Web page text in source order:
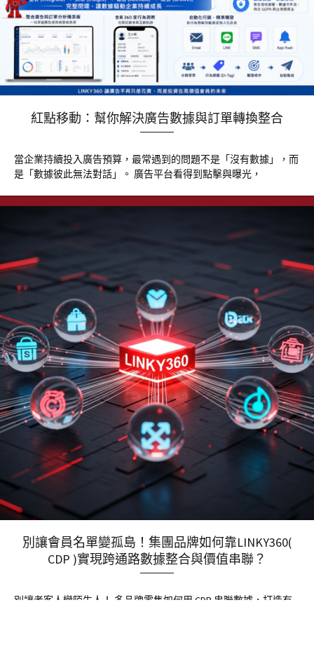
紅點移動：幫你解決廣告數據與訂單轉換整合
當企業持續投入廣告預算，最常遇到的問題不是「沒有數據」，而
是「數據彼此無法對話」。 廣告平台看得到點擊與曝光，
別讓會員名單變孤島！集團品牌如何靠LINKY360(
CDP )實現跨通路數據整合與價值串聯？
別讓老客人變陌生人！ 多品牌零售如何用 CDP 串聯數據，打造有